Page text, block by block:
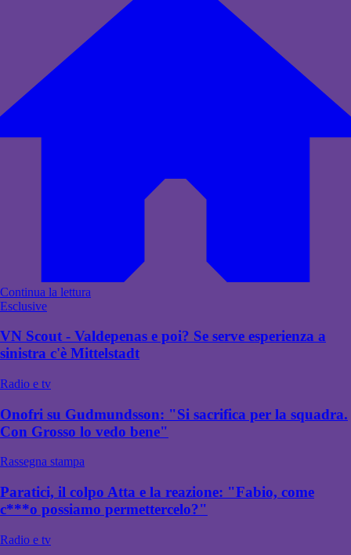
Continua la lettura
Esclusive
VN Scout - Valdepenas e poi? Se serve esperienza a
sinistra c'è Mittelstadt
Radio e tv
Onofri su Gudmundsson: "Si sacrifica per la squadra.
Con Grosso lo vedo bene"
Rassegna stampa
Paratici, il colpo Atta e la reazione: "Fabio, come
c***o possiamo permettercelo?"
Radio e tv